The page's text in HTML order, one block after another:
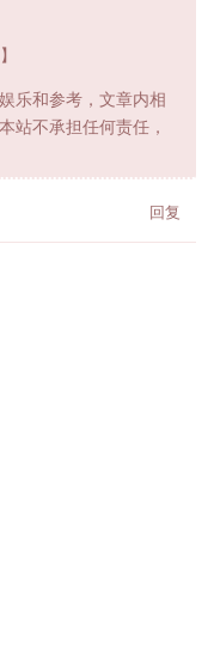
】
乐和参考，文章内相
站不承担任何责任，
回复